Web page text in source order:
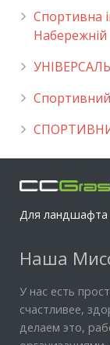
Спортивна
Набережній
Для ландшафта
Наша
У нас есть
счастливее,
делаем это,